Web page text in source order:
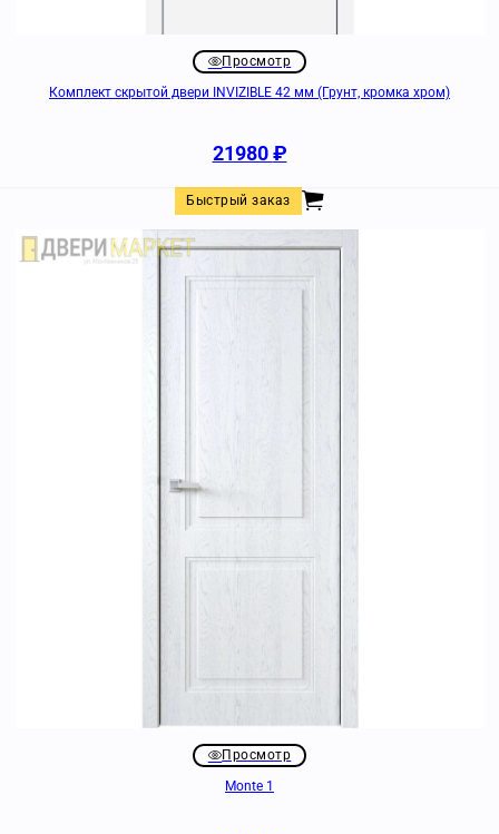
Просмотр
Комплект скрытой двери INVIZIBLE 42 мм (Грунт, кромка хром)
21980₽
Быстрый заказ
Просмотр
Monte 1